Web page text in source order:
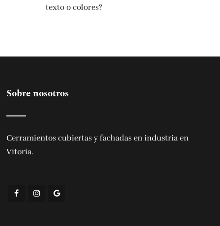
texto o colores?
Sobre nosotros
Cerramientos cubiertas y fachadas en industria en
Vitoria.